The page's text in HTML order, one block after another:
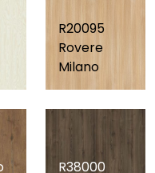
R20095
Rovere
Milano
R38000